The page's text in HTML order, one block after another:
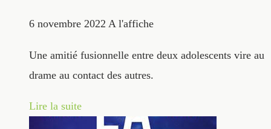
6 novembre 2022 A l'affiche
Une amitié fusionnelle entre deux adolescents vire au
drame au contact des autres.
Lire la suite